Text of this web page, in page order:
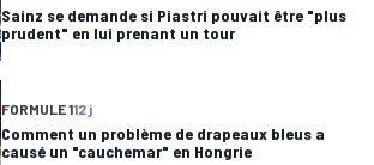
Sainz se demande si Piastri pouvait être "plus
prudent" en lui prenant un tour
FORMULE 112 j
Comment un problème de drapeaux bleus a
causé un "cauchemar" en Hongrie